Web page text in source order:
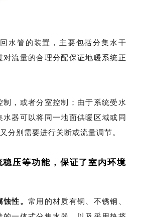
水管的装置，主要包括分集水干
流量的合理分配保证地暖系统正
，或者分室控制；由于系统受水
器可以将同一地面供暖区域或同
分别需要进行关断或流量调节。
稳压等功能，保证了室内环境
性。 常用的材质有铜、不锈钢、